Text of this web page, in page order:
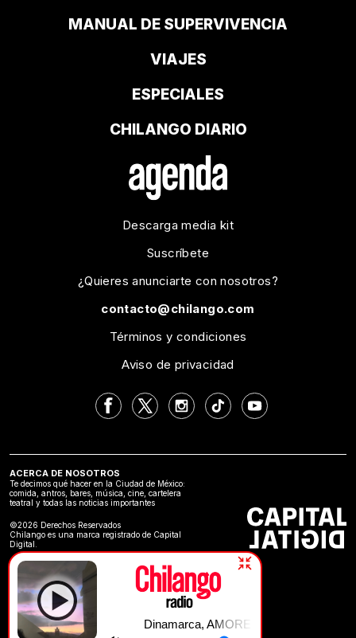
Dinamarca, AMORE | favorita
MANUAL DE SUPERVIVENCIA
VIAJES
ESPECIALES
CHILANGO DIARIO
Descarga media kit
Suscríbete
¿Quieres anunciarte con nosotros?
contacto@chilango.com
Términos y condiciones
Aviso de privacidad
ACERCA DE NOSOTROS
Te decimos qué hacer en la Ciudad de México:
comida, antros, bares, música, cine, cartelera
teatral y todas las noticias importantes
©2026 Derechos Reservados
Chilango es una marca registrado de Capital
Digital.